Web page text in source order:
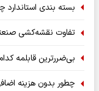
بسته‌ بندی استاندارد
تفاوت نقشه‌کشی
بی‌ضررترین قابلمه
چطور بدون هزینه